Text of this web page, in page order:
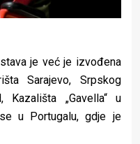
je već je izvođena
Sarajevo, Srpskog
Kazališta „Gavella“ u
u Portugalu, gdje je